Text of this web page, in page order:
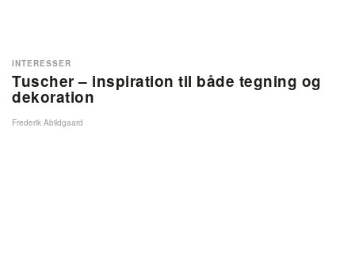
Tuscher – inspiration til både tegning og
dekoration
INTERESSER
Frederik Abildgaard